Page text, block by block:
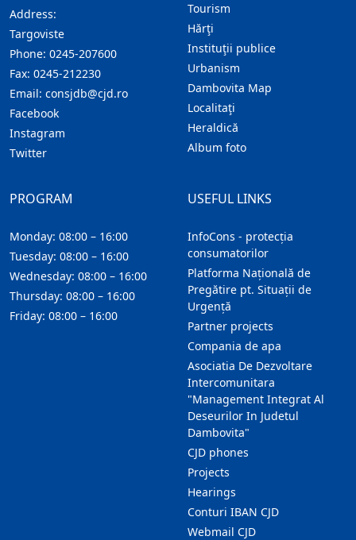
Address:
Targoviste
Phone: 0245-207600
Fax: 0245-212230
Email: consjdb@cjd.ro
Facebook
Instagram
Twitter
Tourism
Hărţi
Instituţii publice
Urbanism
Dambovita Map
Localitaţi
Heraldică
Album foto
USEFUL LINKS
InfoCons - protecția
consumatorilor
Platforma Națională de
Pregătire pt. Situații de
Urgență
Partner projects
Compania de apa
Asociatia De Dezvoltare
Intercomunitara
"Management Integrat Al
Deseurilor In Judetul
Dambovita"
CJD phones
Projects
Hearings
Conturi IBAN CJD
Webmail CJD
PROGRAM
Monday: 08:00 – 16:00
Tuesday: 08:00 – 16:00
Wednesday: 08:00 – 16:00
Thursday: 08:00 – 16:00
Friday: 08:00 – 16:00